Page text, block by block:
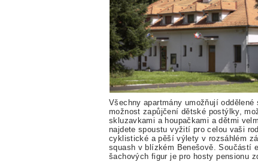
Všechny apartmány umožňují
možnost zapůjčení dětské postýlky,
skluzavkami a houpačkami a dětmi
najdete spoustu vyžití pro celou vaši
cyklistické a pěší výlety v rozsáhlém
squash v blízkém Benešově. Součástí
šachových figur je pro hosty pensionu